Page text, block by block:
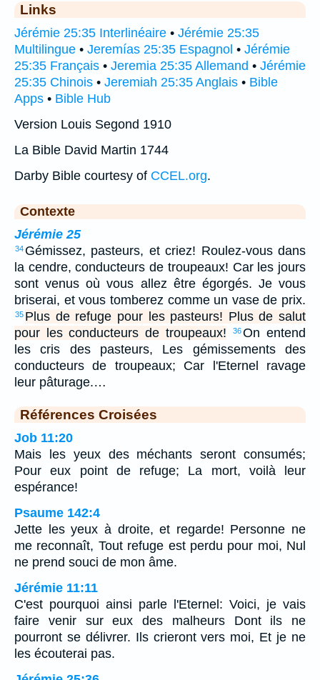
Links
Jérémie 25:35 Interlinéaire • Jérémie 25:35
Multilingue • Jeremías 25:35 Espagnol • Jérémie
25:35 Français • Jeremia 25:35 Allemand • Jérémie
25:35 Chinois • Jeremiah 25:35 Anglais • Bible
Apps • Bible Hub
Version Louis Segond 1910
La Bible David Martin 1744
Darby Bible courtesy of CCEL.org.
Contexte
Jérémie 25
34 Gémissez, pasteurs, et criez! Roulez-vous dans
la cendre, conducteurs de troupeaux! Car les jours
sont venus où vous allez être égorgés. Je vous
briserai, et vous tomberez comme un vase de prix.
35 Plus de refuge pour les pasteurs! Plus de salut
pour les conducteurs de troupeaux!
36On entend
les cris des pasteurs, Les gémissements des
conducteurs de troupeaux; Car l'Eternel ravage
leur pâturage.…
Références Croisées
Job 11:20
Mais les yeux des méchants seront consumés;
Pour eux point de refuge; La mort, voilà leur
espérance!
Psaume 142:4
Jette les yeux à droite, et regarde! Personne ne
me reconnaît, Tout refuge est perdu pour moi, Nul
ne prend souci de mon âme.
Jérémie 11:11
C'est pourquoi ainsi parle l'Eternel: Voici, je vais
faire venir sur eux des malheurs Dont ils ne
pourront se délivrer. Ils crieront vers moi, Et je ne
les écouterai pas.